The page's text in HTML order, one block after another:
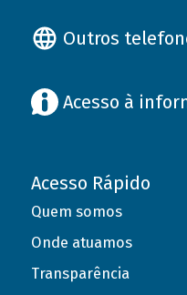
Outros
Acesso à
Acesso Rápido
Quem somos
Onde atuamos
Transparência